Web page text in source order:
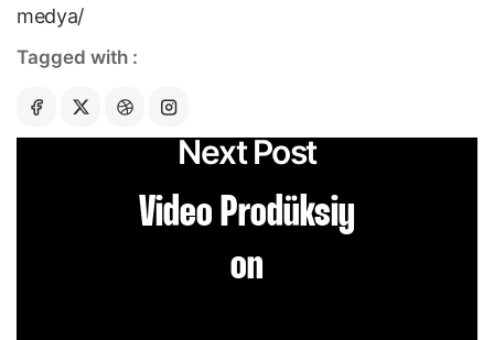
medya/
Tagged with :
Next Post
Video Prodüksiy
on